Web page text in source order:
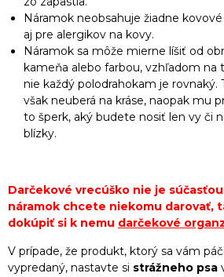
Náramok neobsahuje žiadne
aj pre alergikov na kovy.
Náramok sa môže mierne líšiť od
kameňa alebo farbou, vzhľadom na
nie každý polodrahokam je rovnaký.
však neuberá na kráse, naopak mu
to šperk, aký budete nosiť len vy či
blízky.
Darčekové vrecúško nie je
náramok chcete niekomu darovať,
dokúpiť si k nemu darčekové
V prípade, že produkt, ktorý sa vám
vypredaný, nastavte si strážneho psa